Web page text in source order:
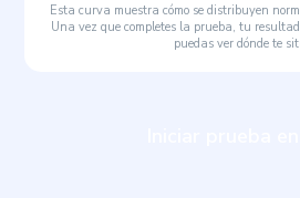
Esta curva muestra cómo se distribuyen
Una vez que completes la prueba, tu
puedas ver dónde te